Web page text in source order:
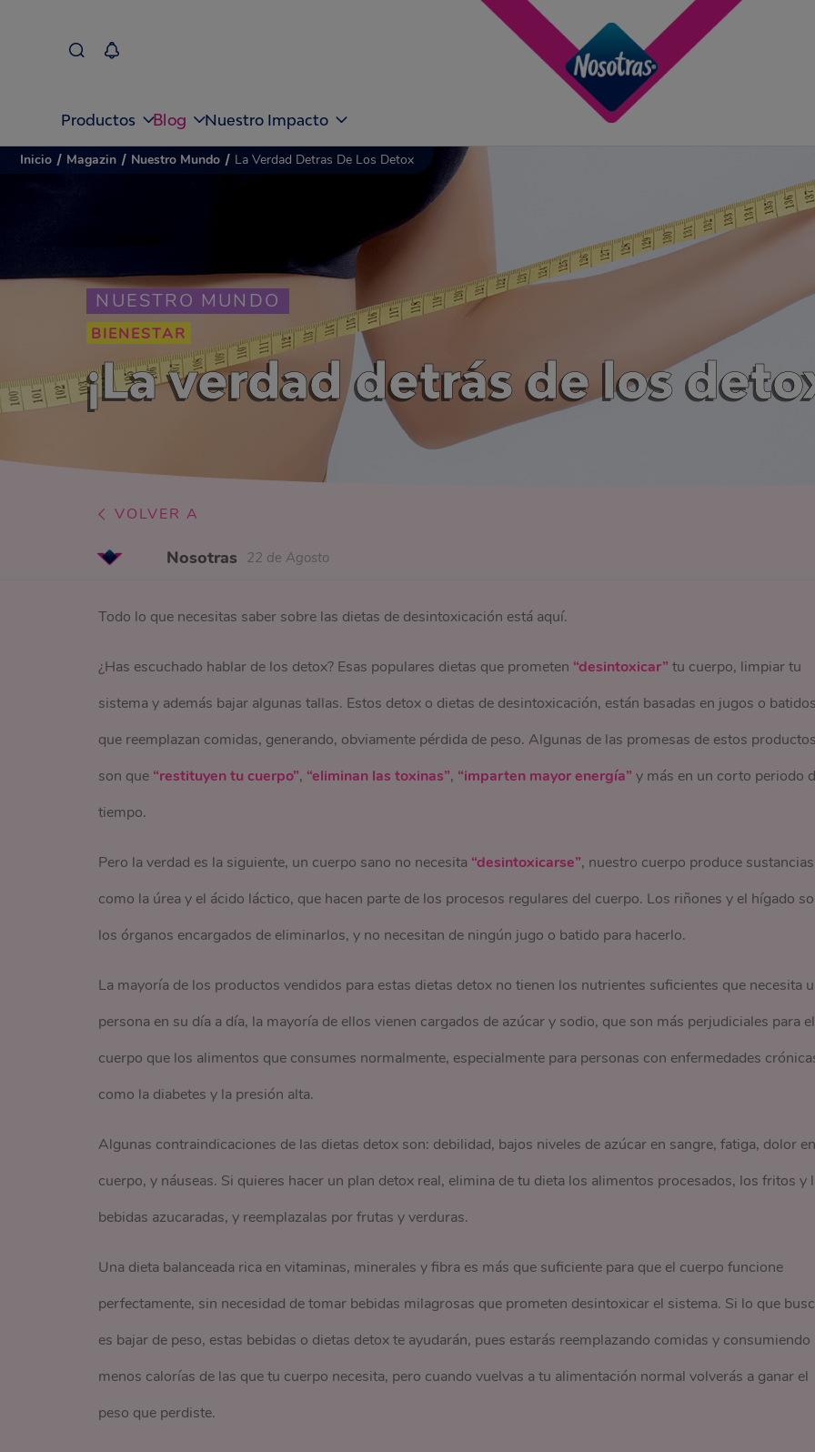
Productos Blog Nuestro Impacto
NUESTRO MUNDO
BIENESTAR
¡La verdad detrás de los
Inicio / Magazin / Nuestro Mundo / La Verdad Detras De Los Detox
VOLVER A
Nosotras 22 de Agosto
Todo lo que necesitas saber sobre las dietas de desintoxicación está aquí.
¿Has escuchado hablar de los detox? Esas populares dietas que prometen “desintoxicar” tu cuerpo, limpiar tu
sistema y además bajar algunas tallas. Estos detox o dietas de desintoxicación, están basadas en jugos o batidos
que reemplazan comidas, generando, obviamente pérdida de peso. Algunas de las promesas de estos productos
son que “restituyen tu cuerpo”, “eliminan las toxinas”, “imparten mayor energía” y más en un corto periodo
tiempo.
Pero la verdad es la siguiente, un cuerpo sano no necesita “desintoxicarse”, nuestro cuerpo produce sustancias
como la úrea y el ácido láctico, que hacen parte de los procesos regulares del cuerpo. Los riñones y el hígado
los órganos encargados de eliminarlos, y no necesitan de ningún jugo o batido para hacerlo.
La mayoría de los productos vendidos para estas dietas detox no tienen los nutrientes suficientes que necesita
persona en su día a día, la mayoría de ellos vienen cargados de azúcar y sodio, que son más perjudiciales para el
cuerpo que los alimentos que consumes normalmente, especialmente para personas con enfermedades
como la diabetes y la presión alta.
Algunas contraindicaciones de las dietas detox son: debilidad, bajos niveles de azúcar en sangre, fatiga, dolor
cuerpo, y náuseas. Si quieres hacer un plan detox real, elimina de tu dieta los alimentos procesados, los fritos y
bebidas azucaradas, y reemplazalas por frutas y verduras.
Una dieta balanceada rica en vitaminas, minerales y fibra es más que suficiente para que el cuerpo funcione
perfectamente, sin necesidad de tomar bebidas milagrosas que prometen desintoxicar el sistema. Si lo que
es bajar de peso, estas bebidas o dietas detox te ayudarán, pues estarás reemplazando comidas y consumiendo
menos calorías de las que tu cuerpo necesita, pero cuando vuelvas a tu alimentación normal volverás a ganar el
peso que perdiste.